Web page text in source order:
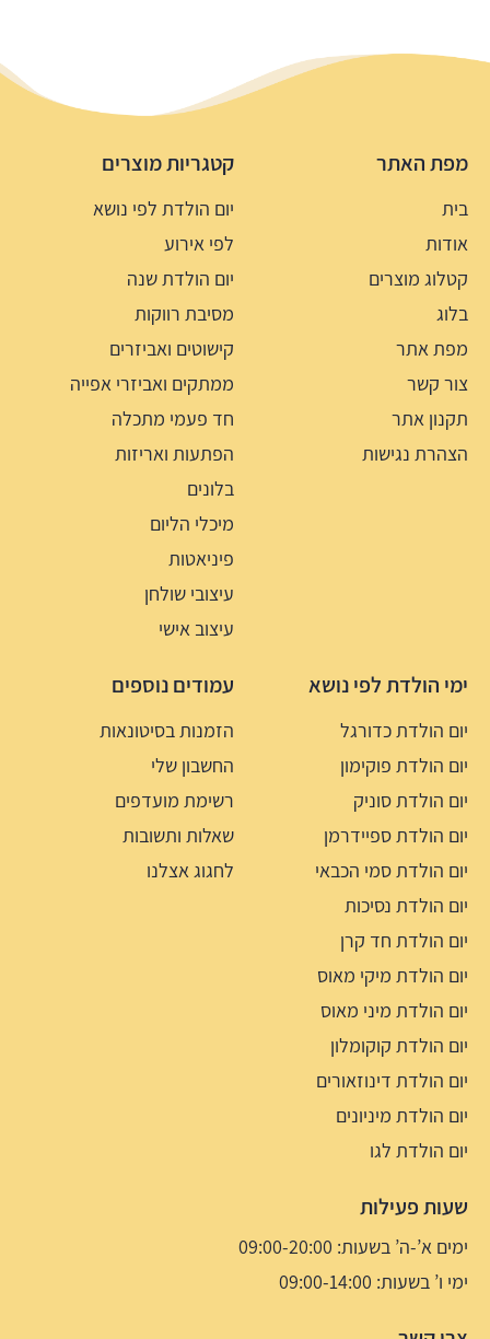
מפת האתר
בית
אודות
קטלוג מוצרים
בלוג
מפת אתר
צור קשר
תקנון אתר
הצהרת נגישות
קטגריות מוצרים
יום הולדת לפי נושא
לפי אירוע
יום הולדת שנה
מסיבת רווקות
קישוטים ואביזרים
ממתקים ואביזרי אפייה
חד פעמי מתכלה
הפתעות ואריזות
בלונים
מיכלי הליום
פיניאטות
עיצובי שולחן
עיצוב אישי
ימי הולדת לפי נושא
יום הולדת כדורגל
יום הולדת פוקימון
יום הולדת סוניק
יום הולדת ספיידרמן
יום הולדת סמי הכבאי
יום הולדת נסיכות
יום הולדת חד קרן
יום הולדת מיקי מאוס
יום הולדת מיני מאוס
יום הולדת קוקומלון
יום הולדת דינוזאורים
יום הולדת מיניונים
יום הולדת לגו
עמודים נוספים
הזמנות בסיטונאות
החשבון שלי
רשימת מועדפים
שאלות ותשובות
לחגוג אצלנו
שעות פעילות
ימים א’-ה’ בשעות: 09:00-20:00
ימי ו’ בשעות: 09:00-14:00